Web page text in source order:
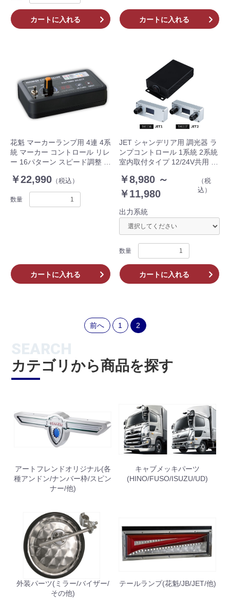
カートに入れる カートに入れる
花魁 マーカーランプ用 4連 4系
統 マーカー コントロール リレ
ー 16パターン スピード調整 室
OMC-01
￥22,990 （税込）
数量
カートに入れる
JET シャンデリア用 調光器 ラ
ンプコントロール 1系統 2系統
室内取付タイプ 12/24V共用 白
591117 JET-2
￥8,980 ～
￥11,980
（税
込）
出力系統
数量
カートに入れる
前へ 1 2
SEARCH
カテゴリから商品を探す
アートフレンドオリジナル(各
種アンドン/ナンバー枠/スピン
ナー/他)
キャブメッキパーツ
(HINO/FUSO/ISUZU/UD)
外装パーツ(ミラー/バイザー/
その他)
テールランプ(花魁/JB/JET/他)